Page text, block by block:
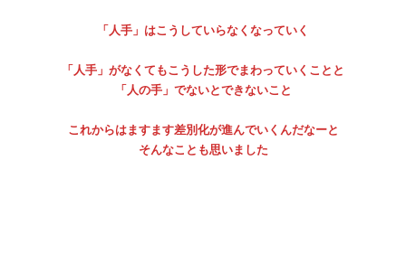
「人手」はこうしていらなくなっていく
「人手」がなくてもこうした形でまわっていくことと
「人の手」でないとできないこと
これからはますます差別化が進んでいくんだなーと
そんなことも思いました